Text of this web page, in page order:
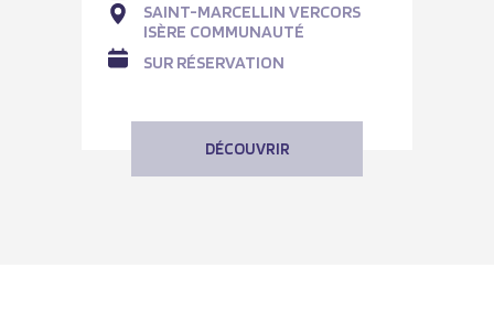
SAINT-MARCELLIN VERCORS
ISÈRE COMMUNAUTÉ
SUR RÉSERVATION
DÉCOUVRIR